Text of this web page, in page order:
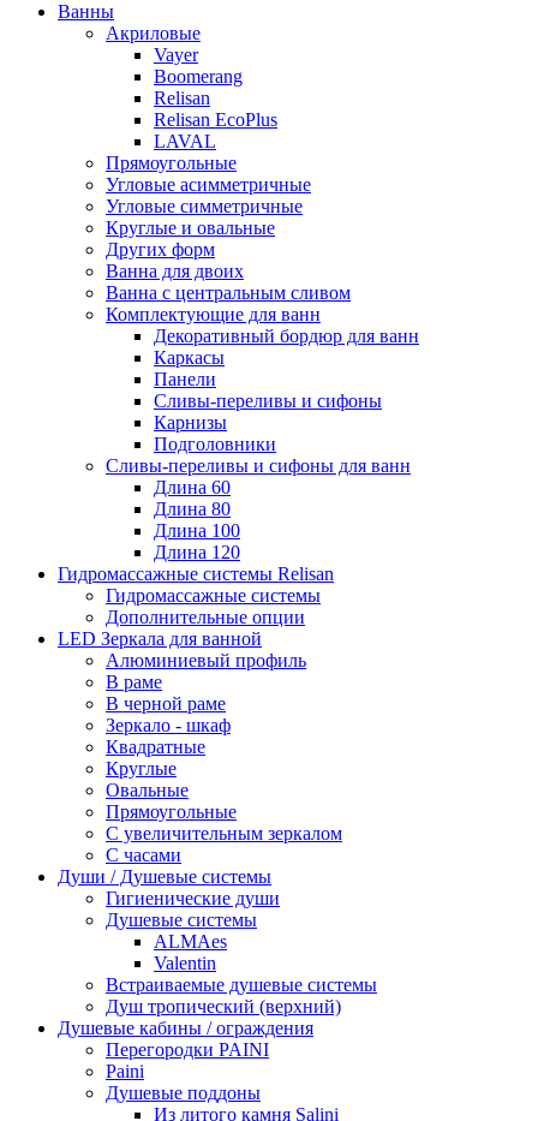
Ванны
Акриловые
Vayer
Boomerang
Relisan
Relisan EcoPlus
LAVAL
Прямоугольные
Угловые асимметричные
Угловые симметричные
Круглые и овальные
Других форм
Ванна для двоих
Ванна с центральным сливом
Комплектующие для ванн
Декоративный бордюр для ванн
Каркасы
Панели
Сливы-переливы и сифоны
Карнизы
Подголовники
Сливы-переливы и сифоны для ванн
Длина 60
Длина 80
Длина 100
Длина 120
Гидромассажные системы Relisan
Гидромассажные системы
Дополнительные опции
LED Зеркала для ванной
Алюминиевый профиль
В раме
В черной раме
Зеркало - шкаф
Квадратные
Круглые
Овальные
Прямоугольные
С увеличительным зеркалом
С часами
Души / Душевые системы
Гигиенические души
Душевые системы
ALMAes
Valentin
Встраиваемые душевые системы
Душ тропический (верхний)
Душевые кабины / ограждения
Перегородки PAINI
Paini
Душевые поддоны
Из литого камня Salini